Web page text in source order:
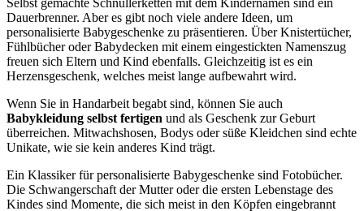
Dauerbrenner. Aber es gibt noch viele andere Ideen, um
personalisierte Babygeschenke zu präsentieren. Über Knistertücher,
Fühlbücher oder Babydecken mit einem eingestickten Namenszug
freuen sich Eltern und Kind ebenfalls. Gleichzeitig ist es ein
Herzensgeschenk, welches meist lange aufbewahrt wird.
Wenn Sie in Handarbeit begabt sind, können Sie auch
Babykleidung selbst fertigen und als Geschenk zur Geburt
überreichen. Mitwachshosen, Bodys oder süße Kleidchen sind echte
Unikate, wie sie kein anderes Kind trägt.
Ein Klassiker für personalisierte Babygeschenke sind Fotobücher.
Die Schwangerschaft der Mutter oder die ersten Lebenstage des
Kindes sind Momente, die sich meist in den Köpfen eingebrannt